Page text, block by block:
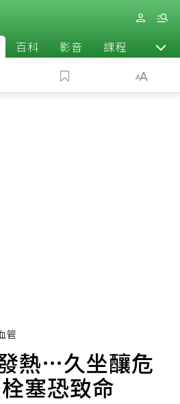
百科 影音 課程 退休
管
熱…久坐釀危
塞恐致命